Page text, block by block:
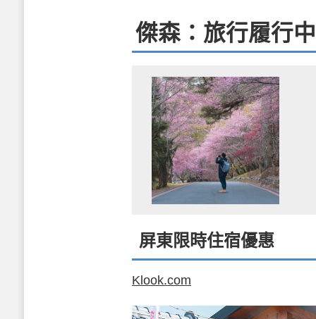
傑森：旅行履行中
屏東限時住宿優惠
Klook.com